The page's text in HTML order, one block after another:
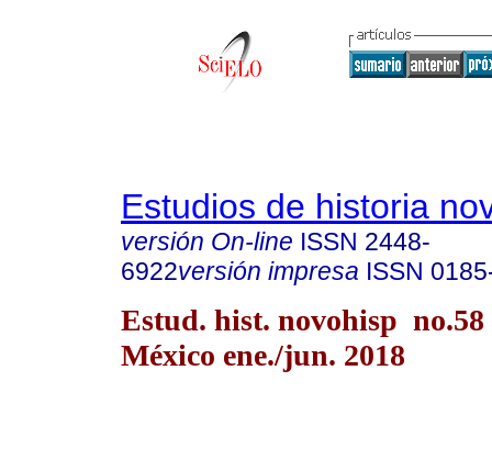
Estudios de historia
versión On-line ISSN 2448-
6922versión impresa ISSN
Estud. hist. novohisp
México ene./jun. 2018